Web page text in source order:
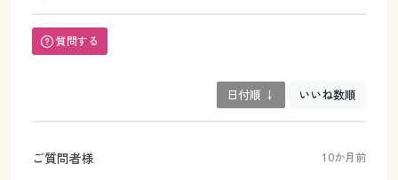
質問する
日付順 ↓ いいね数順
ご質問者様 10か月前